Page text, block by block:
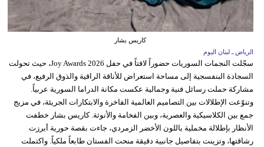
كاريس بشار
الرياض ـ لبنان اليوم
سجّلت النجمات السوريات حضوراً لافتاً في حفل Joy Awards 2026، حيث تحولت
السجادة البنفسجية إلى مساحة استعراض للأناقة الراقية والذوق الرفيع، في
مشاركة حملت رسائل فنية وجمالية عكست مكانة الدراما السورية عربياً.
وتنوّعت الإطلالات بين التصاميم العالمية الفاخرة والابتكارات الجريئة، في مزيج
جمع بين الكلاسيكية والعصرية، وبين الفخامة والأنوثة. كاريس بشار خطفت
الأنظار بإطلالة مخملية باللون الأخضر الزمردي، جاءت بقصة حورية أبرزت
رشاقتها، وتزينت بتفاصيل جانبية دقيقة منحت الفستان طابعاً ملكياً. واكتملت